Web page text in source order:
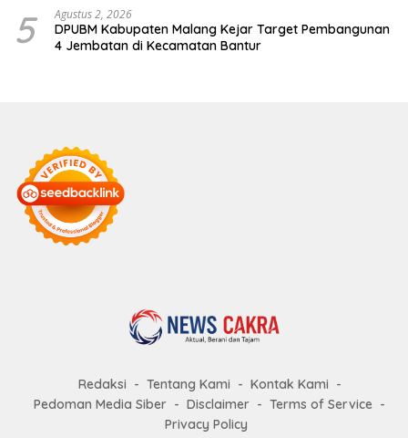
5 Agustus 2, 2026
DPUBM Kabupaten Malang Kejar Target Pembangunan
4 Jembatan di Kecamatan Bantur
Redaksi Tentang Kami
Kontak Kami
Pedoman Media Siber
Disclaimer
Terms of Service
Privacy Policy